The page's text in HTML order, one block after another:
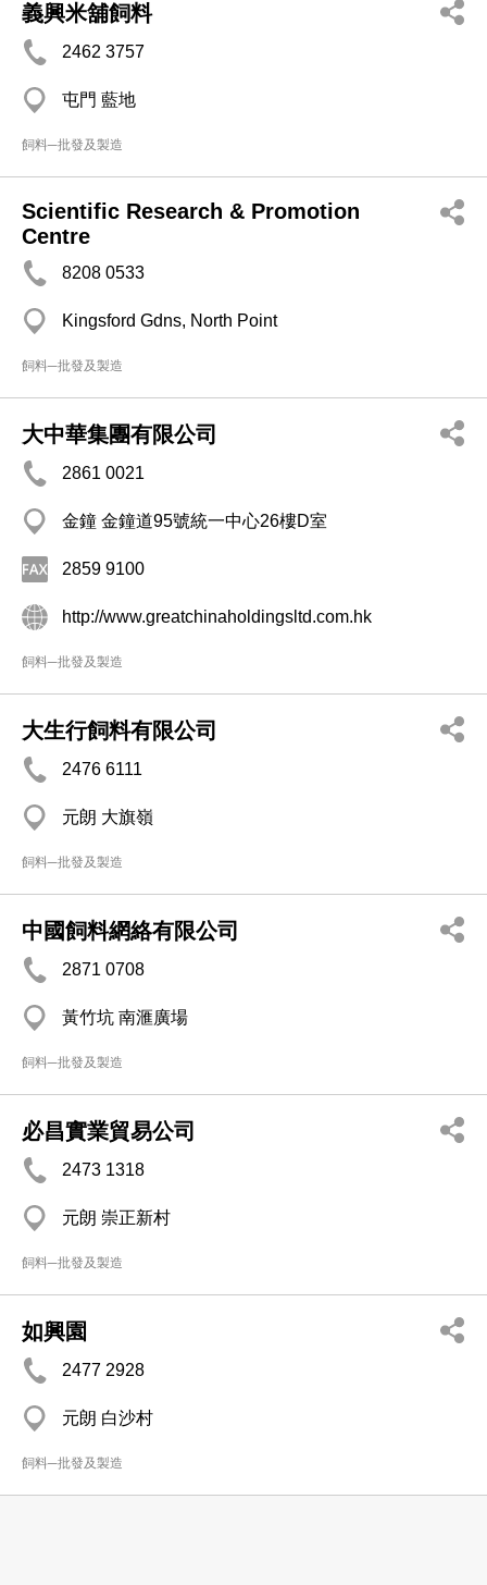
義興米舖飼料
2462 3757
屯門 藍地
飼料─批發及製造
Scientific Research & Promotion
Centre
8208 0533
Kingsford Gdns, North Point
飼料─批發及製造
大中華集團有限公司
2861 0021
金鐘 金鐘道95號統一中心26樓D室
2859 9100
http://www.greatchinaholdingsltd.com.hk
飼料─批發及製造
大生行飼料有限公司
2476 6111
元朗 大旗嶺
飼料─批發及製造
中國飼料網絡有限公司
2871 0708
黃竹坑 南滙廣場
飼料─批發及製造
必昌實業貿易公司
2473 1318
元朗 崇正新村
飼料─批發及製造
如興園
2477 2928
元朗 白沙村
飼料─批發及製造